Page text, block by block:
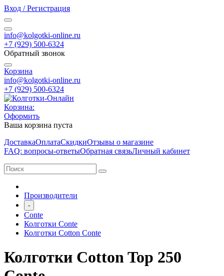
Вход / Регистрация
info@kolgotki-online.ru
+7 (929) 500-6324
Обратный звонок
Корзина
info@kolgotki-online.ru
+7 (929) 500-6324
Корзина:
Оформить
Ваша корзина пуста
ДоставкаОплатаСкидкиОтзывы о магазине
FAQ: вопросы-ответыОбратная связьЛичный кабинет
Производители
-
Conte
Колготки Conte
Колготки Cotton Conte
Колготки Cotton Top 250